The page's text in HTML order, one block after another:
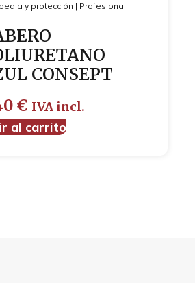
y protección | Profesional
CONSEPT
€ IVA incl.
al carrito